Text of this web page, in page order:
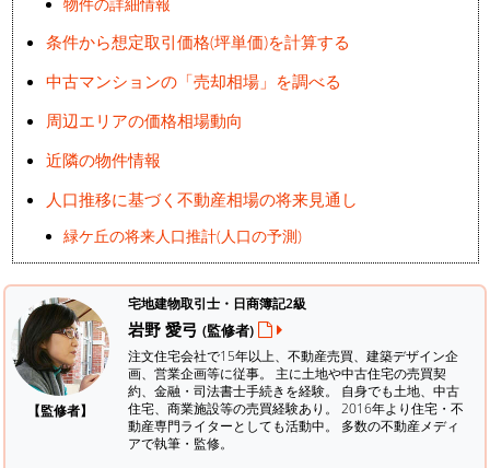
物件の詳細情報
条件から想定取引価格(坪単価)を計算する
中古マンションの「売却相場」を調べる
周辺エリアの価格相場動向
近隣の物件情報
人口推移に基づく不動産相場の将来見通し
緑ケ丘の将来人口推計(人口の予測)
【監修者】
宅地建物取引士・日商簿記2級
岩野 愛弓 (監修者)
注文住宅会社で15年以上、不動産売買、建築デザイン企
画、営業企画等に従事。 主に土地や中古住宅の売買契
約、金融・司法書士手続きを経験。 自身でも土地、中古
住宅、商業施設等の売買経験あり。 2016年より住宅・不
動産専門ライターとしても活動中。 多数の不動産メディ
アで執筆・監修。